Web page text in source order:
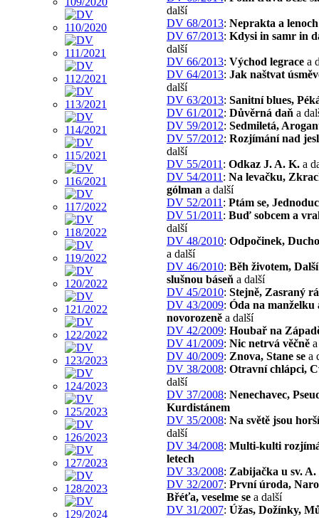
další
DV 68/2013: Neprakta a lenoch
DV 67/2013: Kdysi in samr in
další
DV 66/2013: Východ legrace a
DV 64/2013: Jak naštvat
další
DV 63/2013: Sanitní blues,
DV 61/2012: Důvěrná daň a
DV 59/2012: Sedmiletá,
DV 57/2012: Rozjímání nad
další
DV 55/2011 : Odkaz J. A. K. a
DV 54/2011 : Na levačku,
gólman a další
DV 52/2011 : Ptám se,
DV 51/2011 : Buď sobcem a
další
DV 48/2010: Odpočinek,
a další
DV 46/2010: Běh životem,
slušnou báseň a další
DV 45/2010: Stejně, Zasraný
DV 43/2009: Óda na manželku
novorozeně a další
DV 42/2009: Houbař na
DV 41/2009: Nic netrvá věčně
DV 40/2009: Znova, Stane se a
DV 38/2008: Otravní chlápci,
další
DV 37/2008: Nenechavec,
Kurdistánem
DV 35/2008: Na světě jsou
další
DV 34/2008: Multi-kulti
letech
DV 33/2008: Zabijačka u sv. A.
DV 32/2007: První úroda,
Břéťa, veselme se a další
DV 31/2007: Úžas, Dožínky,